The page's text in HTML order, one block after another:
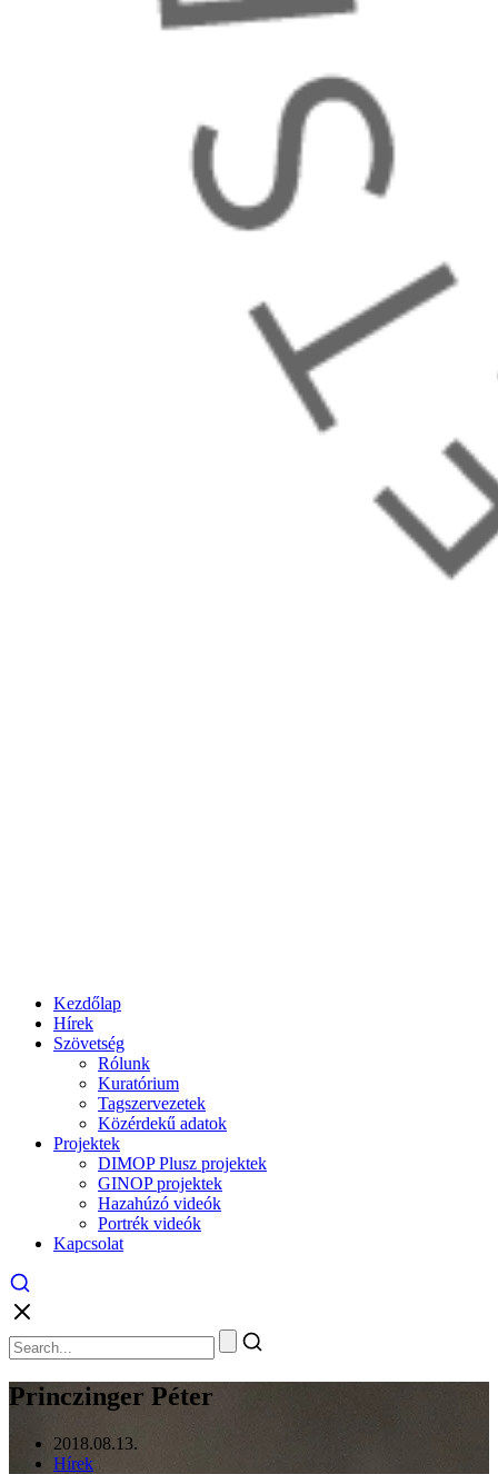
Kezdőlap
Hírek
Szövetség
Rólunk
Kuratórium
Tagszervezetek
Közérdekű adatok
Projektek
DIMOP Plusz projektek
GINOP projektek
Hazahúzó videók
Portrék videók
Kapcsolat
Princzinger Péter
2018.08.13.
Hírek